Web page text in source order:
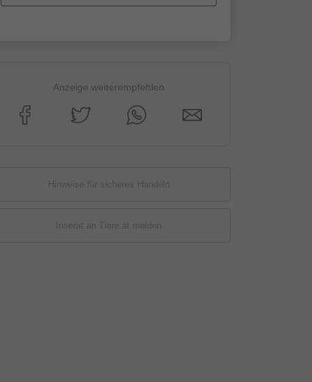
Anzeige weiterempfehlen
Hinweise für sicheres Handeln
Inserat an Tiere.at melden